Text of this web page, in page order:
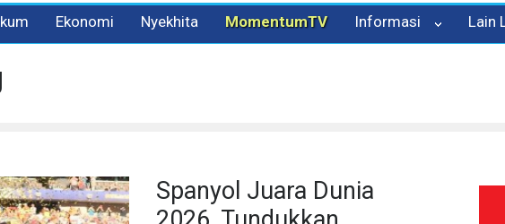
Ekonomi Nyekhita MomentumTV Informasi Lain
Spanyol Juara Dunia